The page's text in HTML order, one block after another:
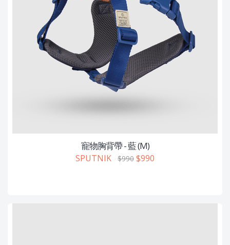
寵物胸背帶 - 藍 (M)
SPUTNIK $990 $990